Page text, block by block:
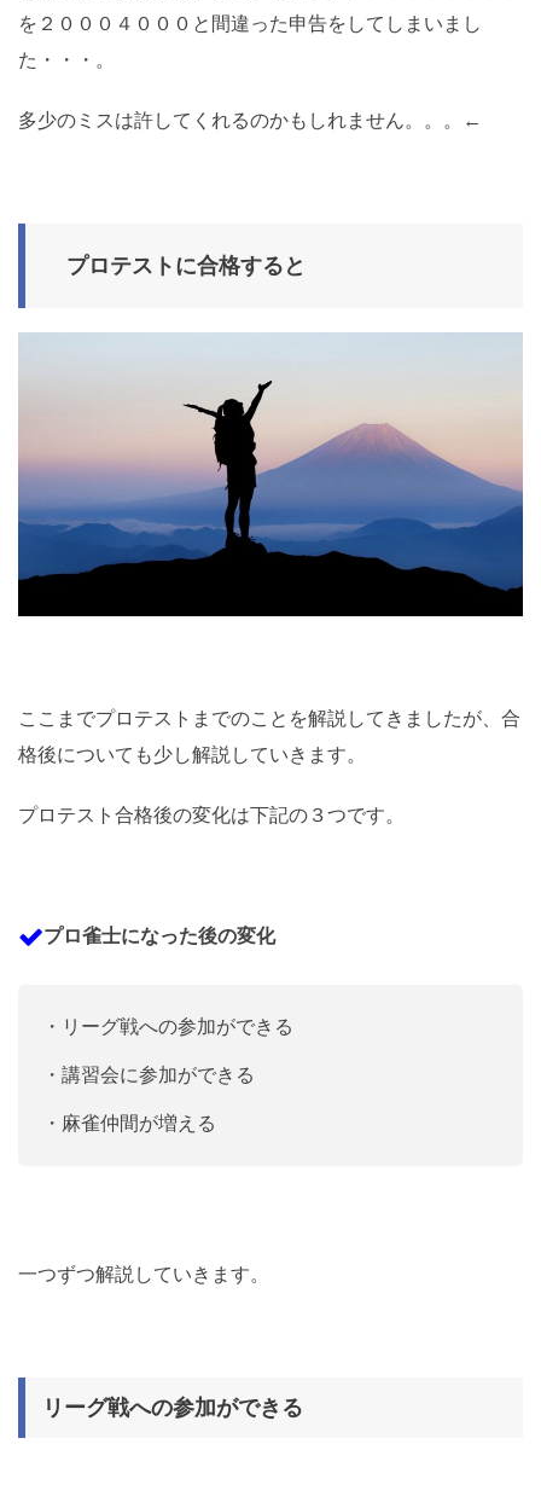
を２０００４０００と間違った申告をしてしまいまし
た・・・。
多少のミスは許してくれるのかもしれません。。。←
プロテストに合格すると
ここまでプロテストまでのことを解説してきましたが、合
格後についても少し解説していきます。
プロテスト合格後の変化は下記の３つです。
プロ雀士になった後の変化
・リーグ戦への参加ができる
・講習会に参加ができる
・麻雀仲間が増える
一つずつ解説していきます。
リーグ戦への参加ができる